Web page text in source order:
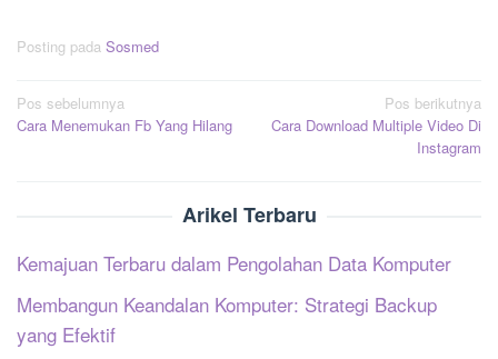
Posting pada Sosmed
Navigasi
pos
Pos sebelumnya
Cara Menemukan Fb Yang Hilang
Pos berikutnya
Cara Download Multiple Video Di
Instagram
Arikel Terbaru
Kemajuan Terbaru dalam Pengolahan Data Komputer
Membangun Keandalan Komputer: Strategi Backup
yang Efektif